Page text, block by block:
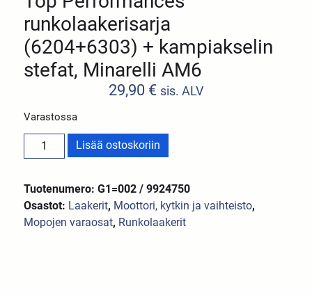
runkolaakerisarja
(6204+6303) + kampiakselin
stefat, Minarelli AM6
29,90 € sis. ALV
Varastossa
Lisää ostoskoriin
Tuotenumero: G1=002 / 9924750
Osastot: Laakerit, Moottori, kytkin ja vaihteisto,
Mopojen varaosat, Runkolaakerit